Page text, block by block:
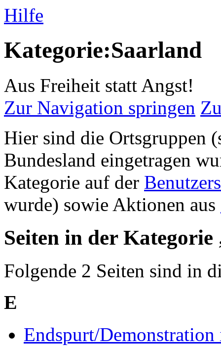
Hilfe
Kategorie:Saarland
Aus Freiheit statt Angst!
Zur Navigation springen
Hier sind die Ortsgruppen
Bundesland eingetragen
Kategorie auf der
wurde) sowie Aktionen aus
Seiten in der Kategorie
Folgende 2 Seiten sind in
E
Endspurt/Demonstration